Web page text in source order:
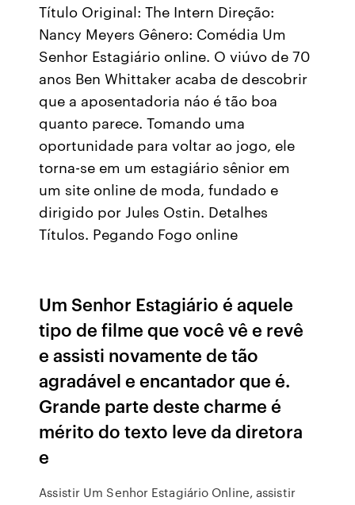
Título Original: The Intern Direção:
Nancy Meyers Gênero: Comédia Um
Senhor Estagiário online. O viúvo de 70
anos Ben Whittaker acaba de descobrir
que a aposentadoria náo é tão boa
quanto parece. Tomando uma
oportunidade para voltar ao jogo, ele
torna-se em um estagiário sênior em
um site online de moda, fundado e
dirigido por Jules Ostin. Detalhes
Títulos. Pegando Fogo online
Um Senhor Estagiário é aquele
tipo de filme que você vê e revê
e assisti novamente de tão
agradável e encantador que é.
Grande parte deste charme é
mérito do texto leve da diretora
e
Assistir Um Senhor Estagiário Online, assistir